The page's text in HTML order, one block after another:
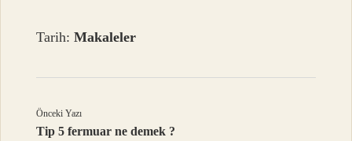
Tarih:Makaleler
Önceki Yazı
Tip 5 fermuar ne demek ?